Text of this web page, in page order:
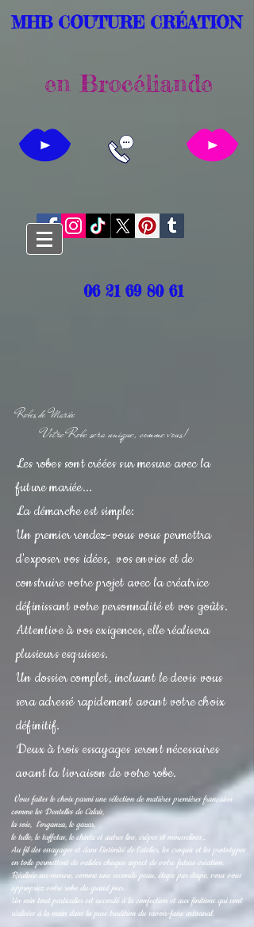
MHB COUTURE CRÉATION
en Brocéliande
06 21 69 80 61
Robes de Mariée
Votre Robe sera unique, comme vous!
Les robes sont créées sur mesure avec la
future mariée...
La démarche est simple:
Un premier rendez-vous vous permettra
d'exposer vos idées, vos envies et de
construire votre projet avec la créatrice
définissant votre personnalité et vos goûts.
Attentive à vos exigences, elle réalisera
plusieurs esquisses.
Un dossier complet, incluant le devis vous
sera adressé rapidement avant votre choix
définitif.
Deux à trois essayages seront nécessaires
avant la livraison de votre robe.
Vous faites le choix parmi une sélection de matières premières françaises
comme les Dentelles de Calais,
la soie, l’organza, le gazar,
le tulle, le taffetas, le chintz et autres lins, crêpes et mousselines…
Au fil des essayages et dans l’intimité de l’atelier, les croquis et les prototypes
en toile permettent de valider chaque aspect de votre future création.
Réalisée sur-mesure, comme une seconde peau, étape par étape, vous vous
appropriez votre robe du grand jour.
Un soin tout particulier est accordé à la confection et aux finitions qui sont
réalisées à la main dans la pure tradition du savoir-faire artisanal.